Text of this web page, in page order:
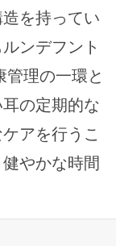
を持ってい
ンデフント
理の一環と
の定期的な
アを行うこ
やかな時間